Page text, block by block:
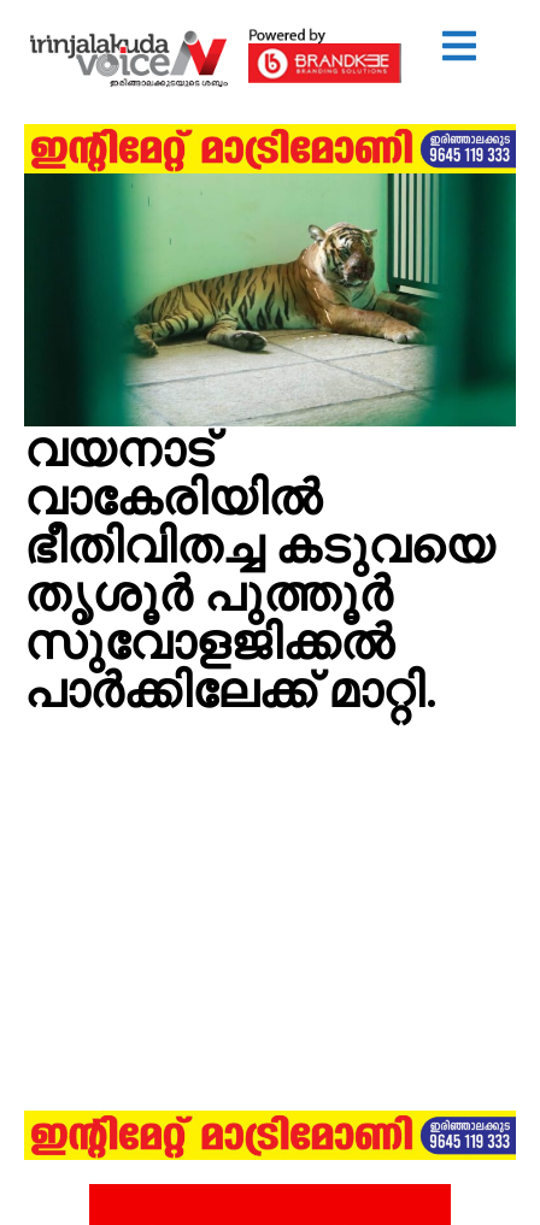
വയനാട്
വാകേരിയിൽ
ഭീതിവിതച്ച കടുവയെ
തൃശൂർ പുത്തൂർ
സുവോളജിക്കൽ
പാർക്കിലേക്ക് മാറ്റി.